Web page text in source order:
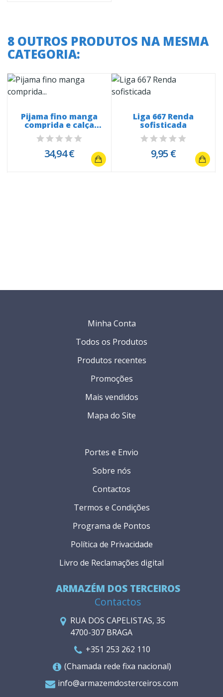
8 OUTROS PRODUTOS NA MESMA
CATEGORIA:
Pijama fino manga
comprida e calça
2752...
34,94 €
Liga 667 Renda
sofisticada
9,95 €
ARMAZÉM DOS TERCEIROS
Contactos
RUA DOS CAPELISTAS, 35
4700-307 BRAGA
+351 253 262 110
(Chamada rede fixa nacional)
info@armazemdosterceiros.com
Portes e Envio
Sobre nós
Contactos
Termos e Condições
Programa de Pontos
Política de Privacidade
Livro de Reclamações digital
Minha Conta
Todos os Produtos
Produtos recentes
Promoções
Mais vendidos
Mapa do Site